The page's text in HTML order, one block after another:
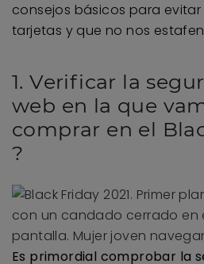
consejos básicos para
tarjetas y que no nos
1. Verificar la
web en la que
comprar en el
?
Es primordial comprobar la